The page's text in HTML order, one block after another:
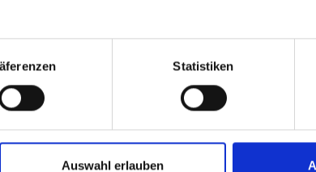
Statistiken
Auswahl erlauben
Kimmann en Jeremy Rencurel
uitkomen van de poort en in de bochten